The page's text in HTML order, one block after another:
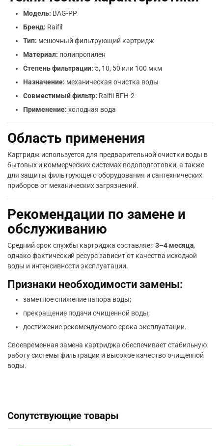
Модель: BAG-PP
Бренд: Raifil
Тип: мешочный фильтрующий картридж
Материал: полипропилен
Степень фильтрации: 5, 10, 50 или 100 мкм
Назначение: механическая очистка воды
Совместимый фильтр: Raifil BFH-2
Применение: холодная вода
Область применения
Картридж используется для предварительной очистки воды в
бытовых и коммерческих системах водоподготовки, а также
для защиты фильтрующего оборудования и сантехнических
приборов от механических загрязнений.
Рекомендации по замене и
обслуживанию
Средний срок службы картриджа составляет3–4 месяца,
однако фактический ресурс зависит от качества исходной
воды и интенсивности эксплуатации.
Признаки необходимости замены:
заметное снижение напора воды;
прекращение подачи очищенной воды;
достижение рекомендуемого срока эксплуатации.
Своевременная замена картриджа обеспечивает стабильную
работу системы фильтрации и высокое качество очищенной
воды.
Сопутствующие товары